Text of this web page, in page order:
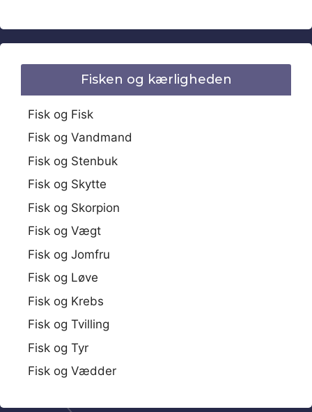
Fisken og kærligheden
Fisk og Fisk
Fisk og Vandmand
Fisk og Stenbuk
Fisk og Skytte
Fisk og Skorpion
Fisk og Vægt
Fisk og Jomfru
Fisk og Løve
Fisk og Krebs
Fisk og Tvilling
Fisk og Tyr
Fisk og Vædder